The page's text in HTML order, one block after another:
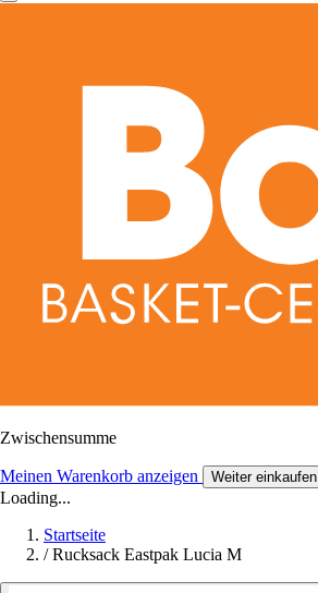
Zwischensumme
Meinen Warenkorb anzeigen Weiter einkaufen
Loading...
Startseite
/ Rucksack Eastpak Lucia M